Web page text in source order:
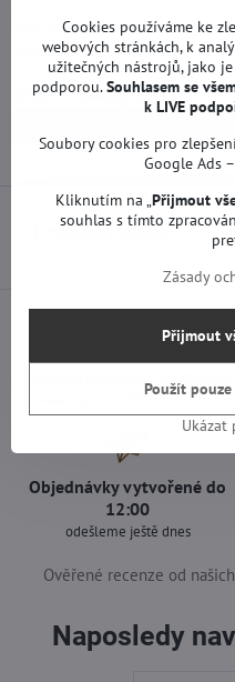
Náhradní díly na TV LG jsou
žádná oprava ani servis.
Více z kategorie
Předchozí produkt
Garantujeme 100% funkčnost
Objednávky vytvořené do
12:00
odešleme ještě dnes
Ověřené recenze od
Naposledy
Cookies používáme ke
webových stránkách, k
užitečných nástrojů, jako
podporou.Souhlasem se
k LIVE
Soubory cookies pro
Google Ads –
Kliknutím na „Přijmout
souhlas s tímto
Zásady
Ukázat
Přijmout
Použít